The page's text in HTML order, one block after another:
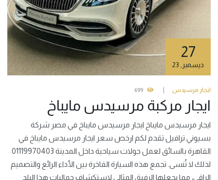
27
ديسمبر
ايجار مرسيدس 699
ايجار مركبة مرسيدس مايباخ
ايجار مرسيدس مايباخ ايجار مرسيدس مايباخ في مصر شركة
بسيوني ترافيل تقدم لكم ارخص سعر ايجار مرسيدس مايباخ في
القاهرة بالسائق لعمل جولات سياحية داخل المدينة 01119970403
لذلك لا تُنسى. تجمع هذه السيارة الفاخرة بين الأداء الرائع والتصميم
الراقي، مما يجعلها الرفيق المثالي لاستكشاف جماليات هذا البلد